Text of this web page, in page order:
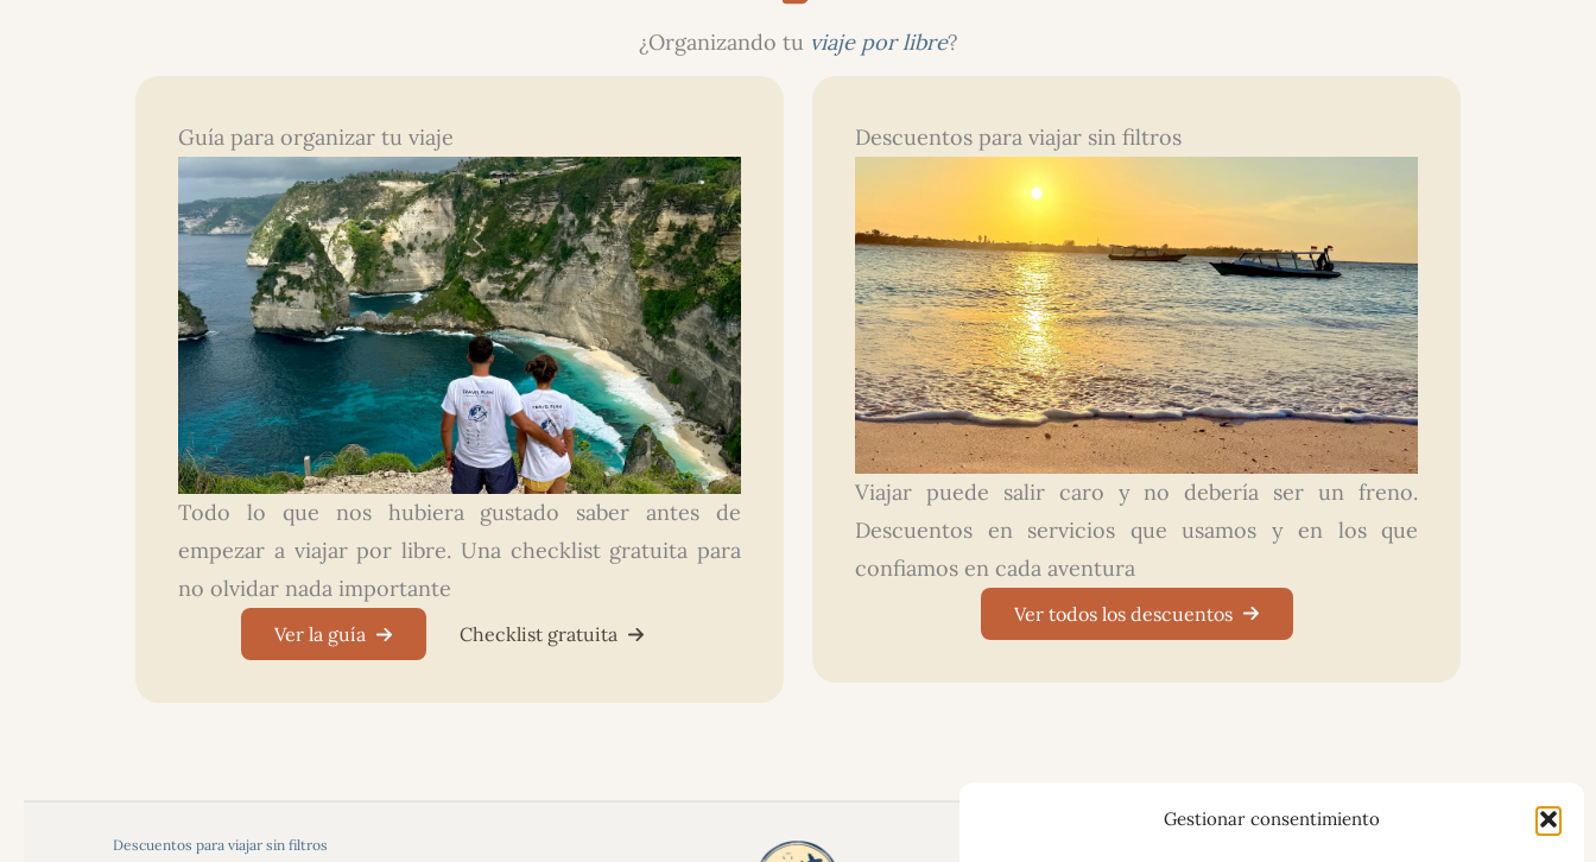
Gestionar consentimiento
¿Organizando tu viaje por libre?
Guía para organizar tu viaje
Todo lo que nos hubiera gustado saber antes de
empezar a viajar por libre. Una checklist gratuita para
no olvidar nada importante
Ver la guía Checklist gratuita
Descuentos para viajar sin filtros
Viajar puede salir caro y no debería ser un freno.
Descuentos en servicios que usamos y en los que
confiamos en cada aventura
Ver todos los descuentos
Descuentos para viajar sin filtros